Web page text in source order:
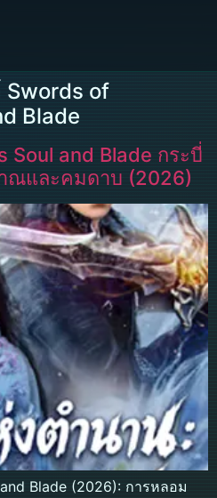
Swords of
Blade
Soul and Blade กระบี่
ณและคมดาบ (2026)
Blade (2026): การหลอม